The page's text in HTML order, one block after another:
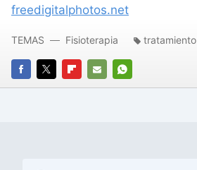
freedigitalphotos.net
FACEBOOK
TWITTERFLIPBOARD
E-
WHATSAPP
TEMAS Fisioterapia tratamiento